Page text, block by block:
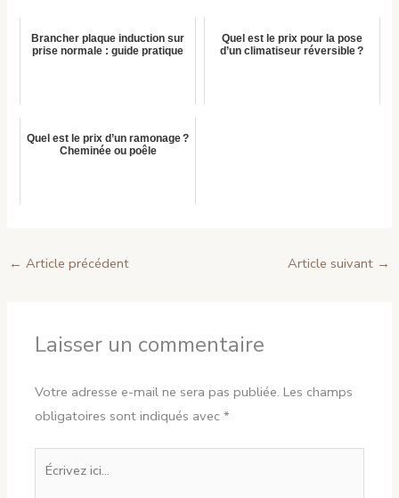
Brancher plaque induction sur
prise normale : guide pratique
Quel est le prix pour la pose
d’un climatiseur réversible ?
Quel est le prix d’un ramonage ?
Cheminée ou poêle
← Article précédent Article suivant →
Laisser un commentaire
Votre adresse e-mail ne sera pas publiée. Les champs
obligatoires sont indiqués avec*
Écrivez